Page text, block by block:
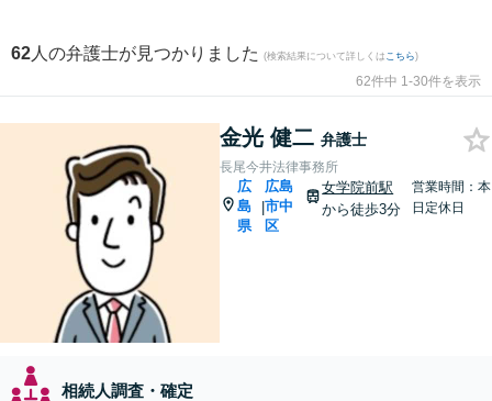
62 人の弁護士が見つかりました (検索結果について詳しくは こちら)
62件中 1-30件を表示
金光 健二 弁護士
長尾今井法律事務所
広
島
県
|
広島
市中
区
女学院前駅
から徒歩3分
営業時間：本
日定休日
相続人調査・確定